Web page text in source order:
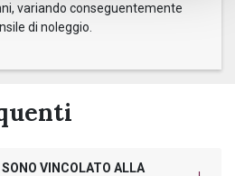
variando conseguentemente
di noleggio.
VINCOLATO ALLA